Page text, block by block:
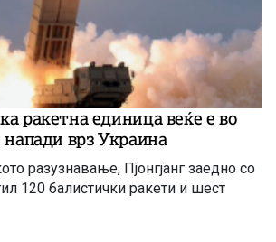
ракетна единица веќе е во
напади врз Украина
разузнавање, Пјонгјанг заедно со
120 балистички ракети и шест